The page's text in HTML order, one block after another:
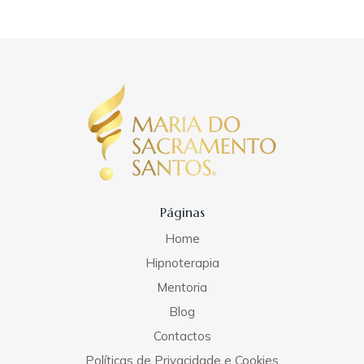
Páginas
Home
Hipnoterapia
Mentoria
Blog
Contactos
Políticas de Privacidade e Cookies
Desejo que os conteúdos lhe sejam de ajuda na
recuperação do Seu Bem-Estar. Esta página é para